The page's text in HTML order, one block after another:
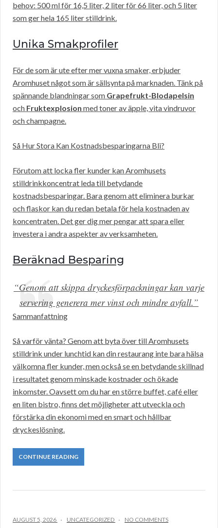
behov: 500 ml för 16,5 liter, 2 liter för 66 liter, och 5 liter
som ger hela 165 liter stilldrink.
Unika Smakprofiler
För de som är ute efter mer vuxna smaker, erbjuder
Aromhuset något som är sällsynta på marknaden. Tänk på
spännande blandningar som Grapefrukt-Blodapelsin
och Fruktexplosion med toner av äpple, vita vindruvor
och champagne.
Så Hur Stora Kan Kostnadsbesparingarna Bli?
Förutom att locka fler kunder kan Aromhusets
stilldrinkkoncentrat leda till betydande
kostnadsbesparingar. Bara genom att eliminera burkar
och flaskor kan du redan betala för hela kostnaden av
koncentraten. Det ger dig mer pengar att spara eller
investera i andra aspekter av verksamheten.
Beräknad Besparing
“Genom att skippa dryckesförpackningar kan varje
servering generera mer vinst och mindre avfall.”
Sammanfattning
Så varför vänta? Genom att byta över till Aromhusets
stilldrink under lunchtid kan din restaurang inte bara hälsa
välkomna fler kunder, men också se en betydande skillnad
i resultatet genom minskade kostnader och ökade
inkomster. Oavsett om du har en större buffet, café eller
en liten bistro, finns det möjligheter att utveckla och
förstärka din ekonomi med en smart och hållbar
dryckeslösning.
CONTINUE READING
AUGUST 5, 2026 UNCATEGORIZED NO COMMENTS